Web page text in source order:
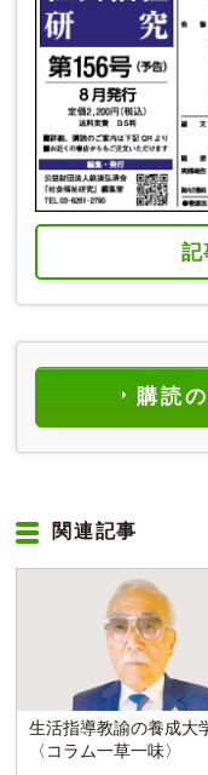
記
購読
関連記事
生活指導教諭の養成大
〈コラム一草一味〉